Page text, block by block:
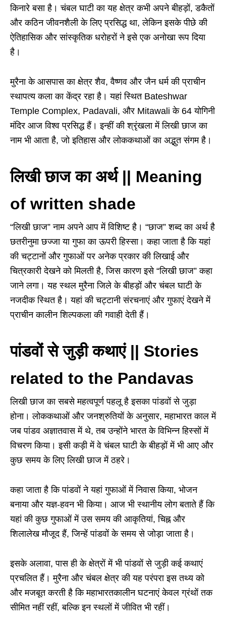
किनारे बसा है। चंबल घाटी का यह क्षेत्र कभी अपने बीहड़ों, डकैतों
और कठिन जीवनशैली के लिए प्रसिद्ध था, लेकिन इसके पीछे की
ऐतिहासिक और सांस्कृतिक धरोहरों ने इसे एक अनोखा रूप दिया
है।
मुरैना के आसपास का क्षेत्र शैव, वैष्णव और जैन धर्म की प्राचीन
स्थापत्य कला का केंद्र रहा है। यहां स्थित Bateshwar
Temple Complex, Padavali, और Mitawali के 64 योगिनी
मंदिर आज विश्व प्रसिद्ध हैं। इन्हीं की श्रृंखला में लिखी छाज का
नाम भी आता है, जो इतिहास और लोककथाओं का अद्भुत संगम है।
लिखी छाज का अर्थ || Meaning
of written shade
“लिखी छाज” नाम अपने आप में विशिष्ट है। “छाज” शब्द का अर्थ है
छतरीनुमा छज्जा या गुफा का ऊपरी हिस्सा। कहा जाता है कि यहां
की चट्टानों और गुफाओं पर अनेक प्रकार की लिखाई और
चित्रकारी देखने को मिलती है, जिस कारण इसे “लिखी छाज” कहा
जाने लगा। यह स्थल मुरैना जिले के बीहड़ों और चंबल घाटी के
नजदीक स्थित है। यहां की चट्टानी संरचनाएं और गुफाएं देखने में
प्राचीन कालीन शिल्पकला की गवाही देती हैं।
पांडवों से जुड़ी कथाएं || Stories
related to the Pandavas
लिखी छाज का सबसे महत्वपूर्ण पहलू है इसका पांडवों से जुड़ा
होना। लोककथाओं और जनश्रुतियों के अनुसार, महाभारत काल में
जब पांडव अज्ञातवास में थे, तब उन्होंने भारत के विभिन्न हिस्सों में
विचरण किया। इसी कड़ी में वे चंबल घाटी के बीहड़ों में भी आए और
कुछ समय के लिए लिखी छाज में ठहरे।
कहा जाता है कि पांडवों ने यहां गुफाओं में निवास किया, भोजन
बनाया और यज्ञ-हवन भी किया। आज भी स्थानीय लोग बताते हैं कि
यहां की कुछ गुफाओं में उस समय की आकृतियां, चिह्न और
शिलालेख मौजूद हैं, जिन्हें पांडवों के समय से जोड़ा जाता है।
इसके अलावा, पास ही के क्षेत्रों में भी पांडवों से जुड़ी कई कथाएं
प्रचलित हैं। मुरैना और चंबल क्षेत्र की यह परंपरा इस तथ्य को
और मजबूत करती है कि महाभारतकालीन घटनाएं केवल ग्रंथों तक
सीमित नहीं रहीं, बल्कि इन स्थलों में जीवित भी रहीं।